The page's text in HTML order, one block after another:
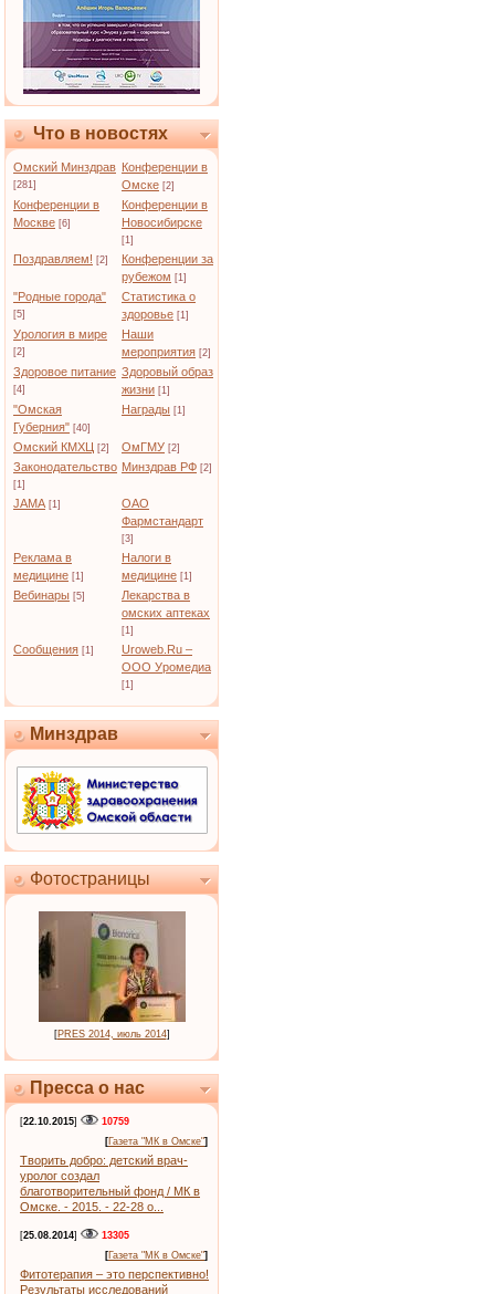
Что в новостях
Омский Минздрав
[281]
Конференции в
Омске [2]
Конференции в
Москве [6]
Конференции в
Новосибирске
[1]
Поздравляем! [2]
Конференции за
рубежом [1]
"Родные города"
[5]
Статистика о
здоровье [1]
Урология в мире
[2]
Наши
мероприятия [2]
Здоровое питание
[4]
Здоровый образ
жизни [1]
"Омская
Губерния" [40]
Награды [1]
Омский КМХЦ [2] ОмГМУ [2]
Законодательство
[1]
Минздрав РФ [2]
JAMA [1]
ОАО
Фармстандарт
[3]
Реклама в
медицине [1]
Налоги в
медицине [1]
Вебинары [5]
Лекарства в
омских аптеках
[1]
Сообщения [1]
Uroweb.Ru –
ООО Уромедиа
[1]
Минздрав
Фотостраницы
[PRES 2014, июль 2014]
Пресса о нас
[22.10.2015]
10759
[Газета "МК в Омске"]
Творить добро: детский врач-
уролог создал
благотворительный фонд / МК в
Омске. - 2015. - 22-28 о...
[25.08.2014]
13305
[Газета "МК в Омске"]
Фитотерапия – это перспективно!
Результаты исследований